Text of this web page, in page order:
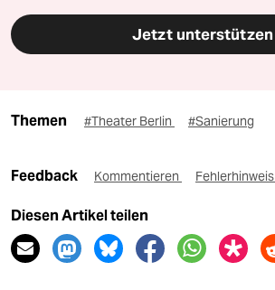
Jetzt unterstützen
Themen #Theater Berlin #Sanierung
Feedback Kommentieren Fehlerhinweis
Diesen Artikel teilen